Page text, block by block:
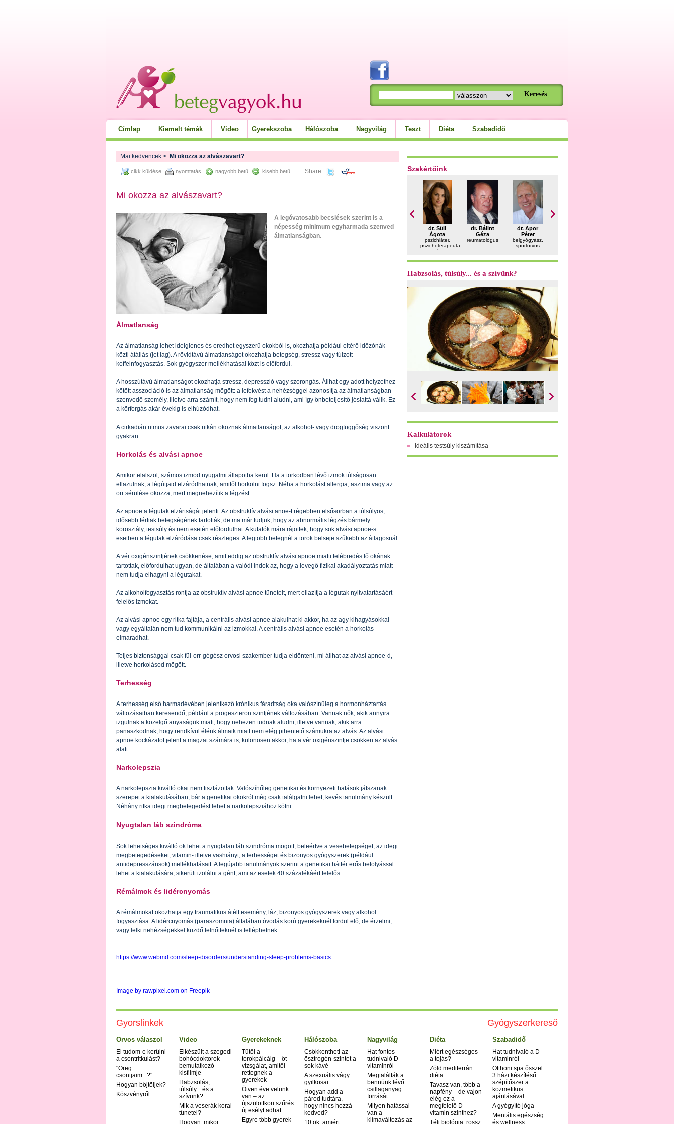
Címlap Kiemelt témák Video Gyerekszoba Hálószoba Nagyvilág Teszt Diéta Szabadidő
Mai kedvencek > Mi okozza az alvászavart?
Share
cikk küldése nyomtatás nagyobb betű kisebb betű
Mi okozza az alvászavart?
A legóvatosabb becslések szerint is a
népesség minimum egyharmada szenved
álmatlanságban.
Álmatlanság
Az álmatlanság lehet ideiglenes és eredhet egyszerű okokból is, okozhatja például eltérő időzónák
közti átállás (jet lag). A rövidtávú álmatlanságot okozhatja betegség, stressz vagy túlzott
koffeinfogyasztás. Sok gyógyszer mellékhatásai közt is előfordul.
A hosszútávú álmatlanságot okozhatja stressz, depresszió vagy szorongás. Állhat egy adott helyzethez
kötött asszociáció is az álmatlanság mögött: a lefekvést a nehézséggel azonosítja az álmatlanságban
szenvedő személy, illetve arra számít, hogy nem fog tudni aludni, ami így önbeteljesítő jóslattá válik. Ez
a körforgás akár évekig is elhúzódhat.
A cirkadián ritmus zavarai csak ritkán okoznak álmatlanságot, az alkohol- vagy drogfüggőség viszont
gyakran.
Horkolás és alvási apnoe
Amikor elalszol, számos izmod nyugalmi állapotba kerül. Ha a torkodban lévő izmok túlságosan
ellazulnak, a légútjaid elzáródhatnak, amitől horkolni fogsz. Néha a horkolást allergia, asztma vagy az
orr sérülése okozza, mert megnehezítik a légzést.
Az apnoe a légutak elzártságát jelenti. Az obstruktív alvási anoe-t régebben elsősorban a túlsúlyos,
idősebb férfiak betegségének tartották, de ma már tudjuk, hogy az abnormális légzés bármely
korosztály, testsúly és nem esetén előfordulhat. A kutatók mára rájöttek, hogy sok alvási apnoe-s
esetben a légutak elzáródása csak részleges. A legtöbb betegnél a torok belseje szűkebb az átlagosnál.
A vér oxigénszintjének csökkenése, amit eddig az obstruktív alvási apnoe miatti felébredés fő okának
tartottak, előfordulhat ugyan, de általában a valódi indok az, hogy a levegő fizikai akadályoztatás miatt
nem tudja elhagyni a légutakat.
Az alkoholfogyasztás rontja az obstruktív alvási apnoe tüneteit, mert ellazítja a légutak nyitvatartásáért
felelős izmokat.
Az alvási apnoe egy ritka fajtája, a centrális alvási apnoe alakulhat ki akkor, ha az agy kihagyásokkal
vagy egyáltalán nem tud kommunikálni az izmokkal. A centrális alvási apnoe esetén a horkolás
elmaradhat.
Teljes biztonsággal csak fül-orr-gégész orvosi szakember tudja eldönteni, mi állhat az alvási apnoe-d,
illetve horkolásod mögött.
Terhesség
A terhesség első harmadévében jelentkező krónikus fáradtság oka valószínűleg a hormonháztartás
változásaiban keresendő, például a progeszteron szintjének változásában. Vannak nők, akik annyira
izgulnak a közelgő anyaságuk miatt, hogy nehezen tudnak aludni, illetve vannak, akik arra
panaszkodnak, hogy rendkívül élénk álmaik miatt nem elég pihentető számukra az alvás. Az alvási
apnoe kockázatot jelent a magzat számára is, különösen akkor, ha a vér oxigénszintje csökken az alvás
alatt.
Narkolepszia
A narkolepszia kiváltó okai nem tisztázottak. Valószínűleg genetikai és környezeti hatások játszanak
szerepet a kialakulásában, bár a genetikai okokról még csak találgatni lehet, kevés tanulmány készült.
Néhány ritka idegi megbetegedést lehet a narkolepsziához kötni.
Nyugtalan láb szindróma
Sok lehetséges kiváltó ok lehet a nyugtalan láb szindróma mögött, beleértve a vesebetegséget, az idegi
megbetegedéseket, vitamin- illetve vashiányt, a terhességet és bizonyos gyógyszerek (például
antidepresszánsok) mellékhatásait. A legújabb tanulmányok szerint a genetikai háttér erős befolyással
lehet a kialakulására, sikerült izolálni a gént, ami az esetek 40 százalékáért felelős.
Rémálmok és lidércnyomás
A rémálmokat okozhatja egy traumatikus átélt esemény, láz, bizonyos gyógyszerek vagy alkohol
fogyasztása. A lidércnyomás (paraszomnia) általában óvodás korú gyerekeknél fordul elő, de érzelmi,
vagy lelki nehézségekkel küzdő felnőtteknél is felléphetnek.
https://www.webmd.com/sleep-disorders/understanding-sleep-problems-basics
Image by rawpixel.com on Freepik
Szakértőink
dr. Süli
Ágota
pszichiáter,
pszichoterapeuta,
gyermekterapeuta
dr. Bálint
Géza
reumatológus
dr. Apor
Péter
belgyógyász,
sportorvos
Habzsolás, túlsúly... és a szívünk?
Kalkulátorok
Ideális testsúly kiszámítása
Gyógyszerkereső
Gyorslinkek
Orvos válaszol
El tudom-e kerülni
a csontritkulást?
"Öreg
csontjaim...?"
Hogyan böjtöljek?
Köszvényről
Video
Elkészült a szegedi
bohócdoktorok
bemutatkozó
kisfilmje
Habzsolás,
túlsúly... és a
szívünk?
Mik a veserák korai
tünetei?
Hogyan, mikor
Gyerekeknek
Tűtől a
torokpálcáig – öt
vizsgálat, amitől
rettegnek a
gyerekek
Ötven éve velünk
van – az
újszülöttkori szűrés
új esélyt adhat
Egyre több gyerek
Hálószoba
Csökkentheti az
ösztrogén-szintet a
sok kávé
A szexuális vágy
gyilkosai
Hogyan add a
párod tudtára,
hogy nincs hozzá
kedved?
10 ok, amiért
Nagyvilág
Hat fontos
tudnivaló D-
vitaminról
Megtalálták a
bennünk lévő
csillaganyag
forrását
Milyen hatással
van a
klímaváltozás az
Diéta
Miért egészséges
a tojás?
Zöld mediterrán
diéta
Tavasz van, több a
napfény – de vajon
elég ez a
megfelelő D-
vitamin szinthez?
Téli biológia, rossz
Szabadidő
Hat tudnivaló a D
vitaminról
Otthoni spa ősszel:
3 házi készítésű
szépítőszer a
kozmetikus
ajánlásával
A gyógyító jóga
Mentális egészség
és wellness